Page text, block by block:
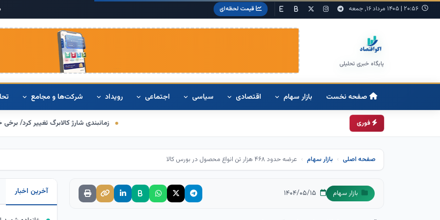
۲۰:۵۶ | ۱۴۰۵ مرداد ۱۶, جمعه قیمت لحظه‌ای
پایگاه خبری تحلیلی
صفحه نخست بازار سهام اقتصادی سیاسی اجتماعی رویداد شرکت‌ها و مجامع
فوری زمانبندی شارژ کالابرگ تغییر کرد/ برخی خانوارها اعتبار
صفحه اصلی بازار سهام عرضه حدود ۴۶۸ هزار تن انواع محصول در بورس کالا
بازار سهام آخرین اخبار